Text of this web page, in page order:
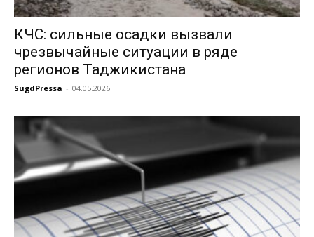
КЧС: сильные осадки вызвали
чрезвычайные ситуации в ряде
регионов Таджикистана
SugdPressa - 04.05.2026